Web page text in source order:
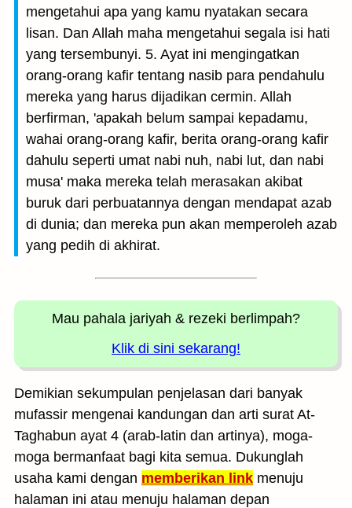
mengetahui apa yang kamu nyatakan secara
lisan. Dan Allah maha mengetahui segala isi hati
yang tersembunyi. 5. Ayat ini mengingatkan
orang-orang kafir tentang nasib para pendahulu
mereka yang harus dijadikan cermin. Allah
berfirman, 'apakah belum sampai kepadamu,
wahai orang-orang kafir, berita orang-orang kafir
dahulu seperti umat nabi nuh, nabi lut, dan nabi
musa' maka mereka telah merasakan akibat
buruk dari perbuatannya dengan mendapat azab
di dunia; dan mereka pun akan memperoleh azab
yang pedih di akhirat.
Mau pahala jariyah & rezeki berlimpah?
Klik di sini sekarang!
Demikian sekumpulan penjelasan dari banyak
mufassir mengenai kandungan dan arti surat At-
Taghabun ayat 4 (arab-latin dan artinya), moga-
moga bermanfaat bagi kita semua. Dukunglah
usaha kami dengan memberikan link menuju
halaman ini atau menuju halaman depan